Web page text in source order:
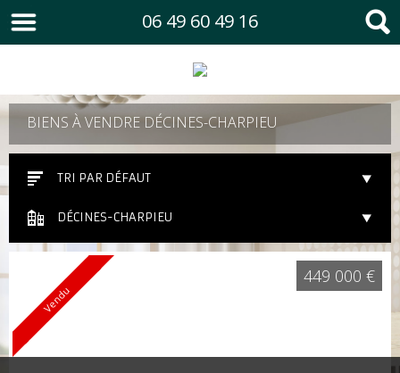
06 49 60 49 16
BIENS À VENDRE DÉCINES-CHARPIEU
TRI PAR DÉFAUT
DÉCINES-CHARPIEU
Vendu
449 000 €